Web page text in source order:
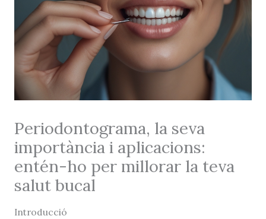
Periodontograma, la seva
importància i aplicacions:
entén-ho per millorar la teva
salut bucal
Introducció